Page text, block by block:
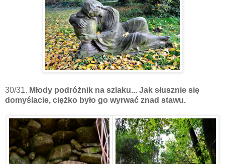
30/31. Młody podróżnik na szlaku... Jak słusznie się
domyślacie, ciężko było go wyrwać znad stawu.